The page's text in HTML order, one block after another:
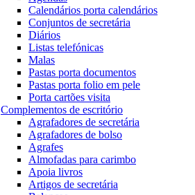
Calendários porta calendários
Conjuntos de secretária
Diários
Listas telefónicas
Malas
Pastas porta documentos
Pastas porta folio em pele
Porta cartões visita
Complementos de escritório
Agrafadores de secretária
Agrafadores de bolso
Agrafes
Almofadas para carimbo
Apoia livros
Artigos de secretária